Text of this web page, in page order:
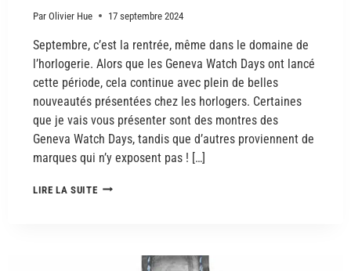
Par Olivier Hue 17 septembre 2024
Septembre, c’est la rentrée, même dans le domaine de
l’horlogerie. Alors que les Geneva Watch Days ont lancé
cette période, cela continue avec plein de belles
nouveautés présentées chez les horlogers. Certaines
que je vais vous présenter sont des montres des
Geneva Watch Days, tandis que d’autres proviennent de
marques qui n’y exposent pas ! […]
LIRE LA SUITE